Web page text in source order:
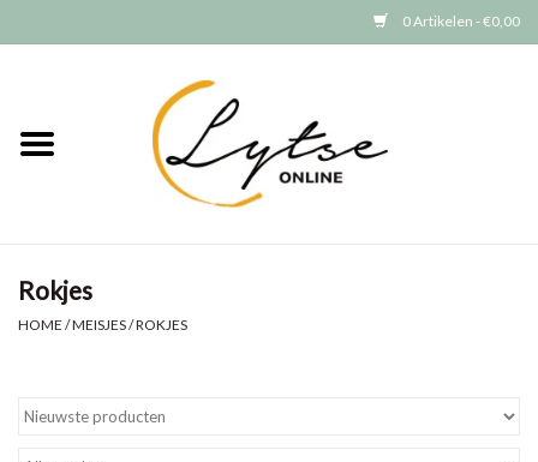
0 Artikelen - €0,00
Meisjes
Rokjes
HOME /MEISJES/ROKJES